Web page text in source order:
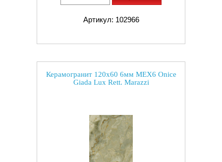
Артикул: 102966
Керамогранит 120x60 6мм MEX6 Onice
Giada Lux Rett. Marazzi